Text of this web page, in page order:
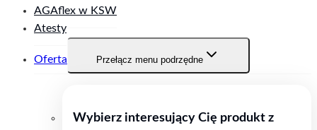
AGAflex w KSW
Atesty
Oferta Przełącz menu podrzędne
Wybierz interesujący Cię produkt z